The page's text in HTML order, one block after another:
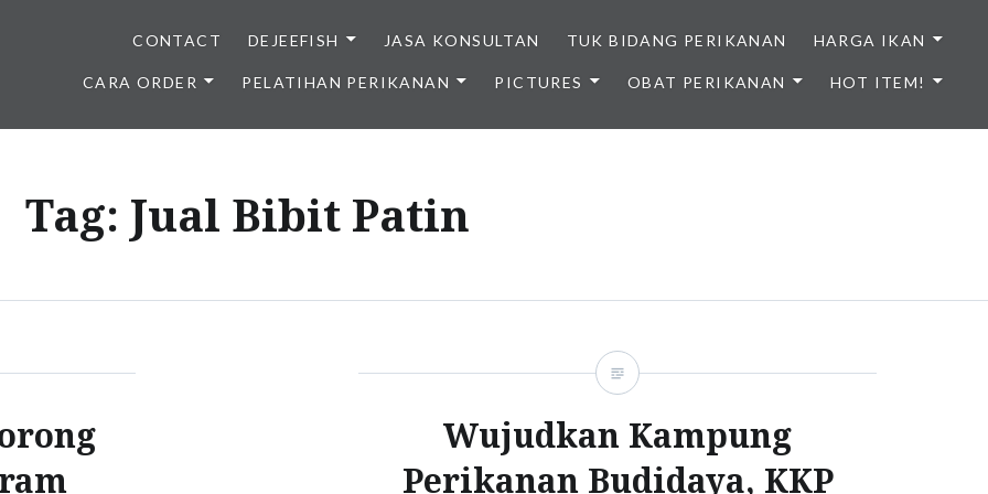
IKAN BERKUALITAS INDONESIA
CONTACT DEJEEFISH JASA KONSULTAN TUK BIDANG PERIKANAN HARGA IKAN
CARA ORDER PELATIHAN PERIKANAN PICTURES OBAT PERIKANAN HOT ITEM!
Tag: Jual Bibit Patin
Wujudkan Kampung
Perikanan Budidaya, KKP